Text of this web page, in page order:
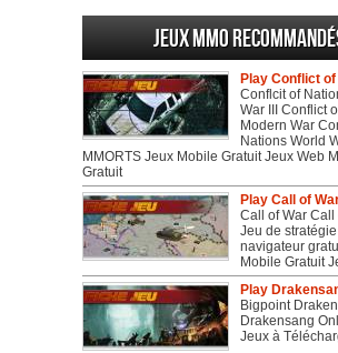
Jeux MMO
Play Conflict
Conflcit of
War III Conflict
Modern War
Nations World
MMORTS Jeux Mobile Gratuit Jeux Web
Gratuit
Play Call of
Call of War Call
Jeu de
navigateur
Mobile Gratuit
Play
Bigpoint
Drakensang
Jeux à